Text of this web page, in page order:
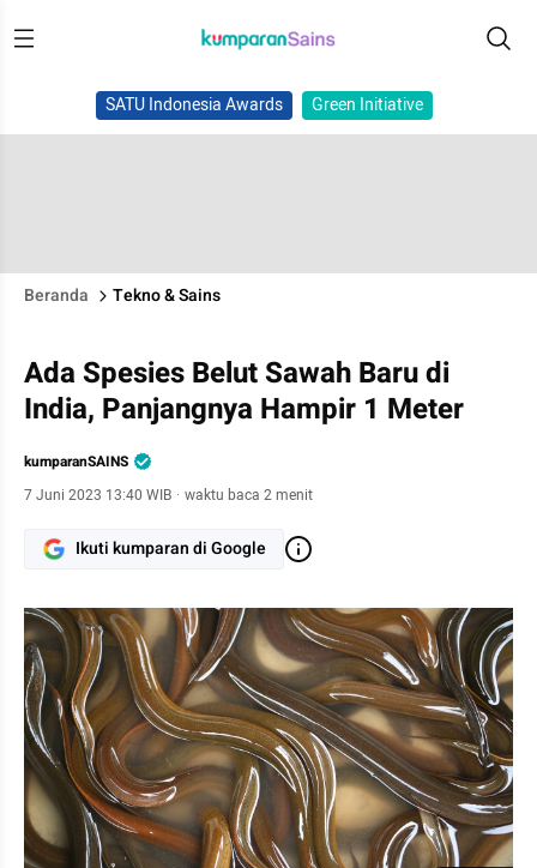
SATU Indonesia Awards Green Initiative
Beranda Tekno & Sains
Ada Spesies Belut Sawah Baru di
India, Panjangnya Hampir 1 Meter
kumparanSAINS
7 Juni 2023 13:40 WIB · waktu baca 2 menit
Ikuti kumparan di Google